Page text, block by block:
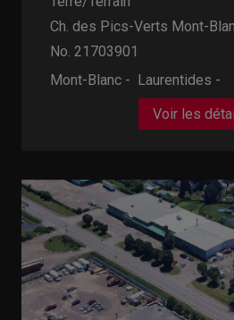
Ch. des Pics-Verts Mont-
No. 21703901
Mont-Blanc - Laurentides -
Voir les